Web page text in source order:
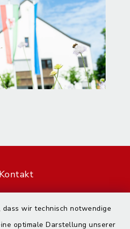
wir technisch notwendige
optimale Darstellung unserer
Kontakt